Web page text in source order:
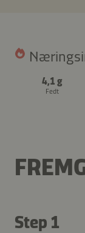
4,1 g
Fedt
Step 1